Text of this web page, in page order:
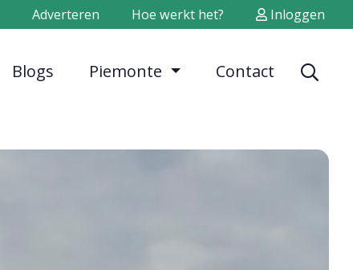
Adverteren Hoe werkt het? Inloggen
Blogs Piemonte Contact